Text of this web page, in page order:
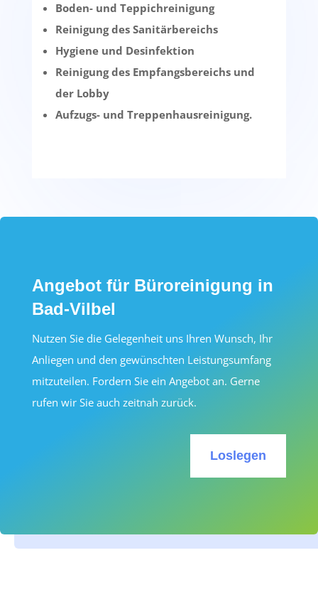
Boden- und Teppichreinigung
Reinigung des Sanitärbereichs
Hygiene und Desinfektion
Reinigung des Empfangsbereichs und
der Lobby
Aufzugs- und Treppenhausreinigung.
Angebot für Büroreinigung in
Bad-Vilbel
Nutzen Sie die Gelegenheit uns Ihren Wunsch, Ihr
Anliegen und den gewünschten Leistungsumfang
mitzuteilen. Fordern Sie ein Angebot an. Gerne
rufen wir Sie auch zeitnah zurück.
Loslegen